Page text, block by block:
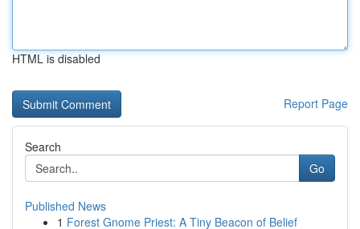
HTML is disabled
Report Page
Search
Go
Published News
1 Forest Gnome Priest: A Tiny Beacon of Belief